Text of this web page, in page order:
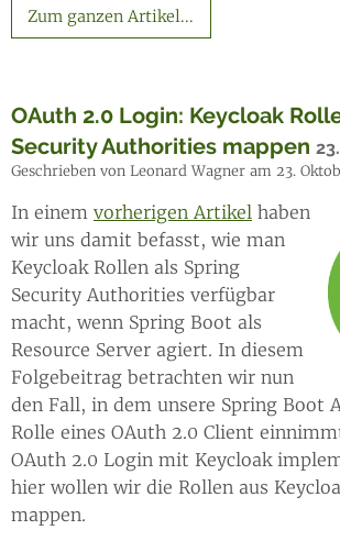
Zum ganzen Artikel...
OAuth 2.0 Login: Keycloak
Security Authorities mappen
Geschrieben von Leonard Wagner am 23.
In einem vorherigen Artikel haben
wir uns damit befasst, wie man
Keycloak Rollen als Spring
Security Authorities verfügbar
macht, wenn Spring Boot als
Resource Server agiert. In diesem
Folgebeitrag betrachten wir nun
den Fall, in dem unsere Spring Boot
Rolle eines OAuth 2.0 Client
OAuth 2.0 Login mit Keycloak
hier wollen wir die Rollen aus
mappen.